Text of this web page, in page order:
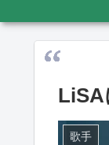
LiSA
歌手